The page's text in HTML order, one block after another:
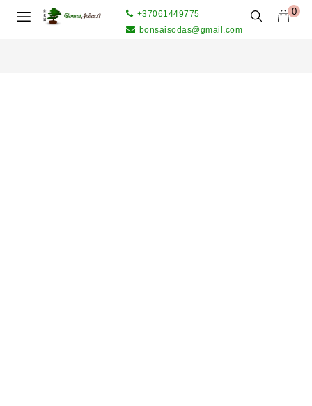
0
+37061449775
bonsaisodas@gmail.com